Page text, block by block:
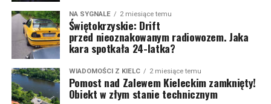
NA SYGNALE 2 miesiące temu
Świętokrzyskie: Drift
przed nieoznakowanym radiowozem. Jaka
kara spotkała 24-latka?
WIADOMOŚCI Z KIELC 2 miesiące temu
Pomost nad Zalewem Kieleckim zamknięty!
Obiekt w złym stanie technicznym